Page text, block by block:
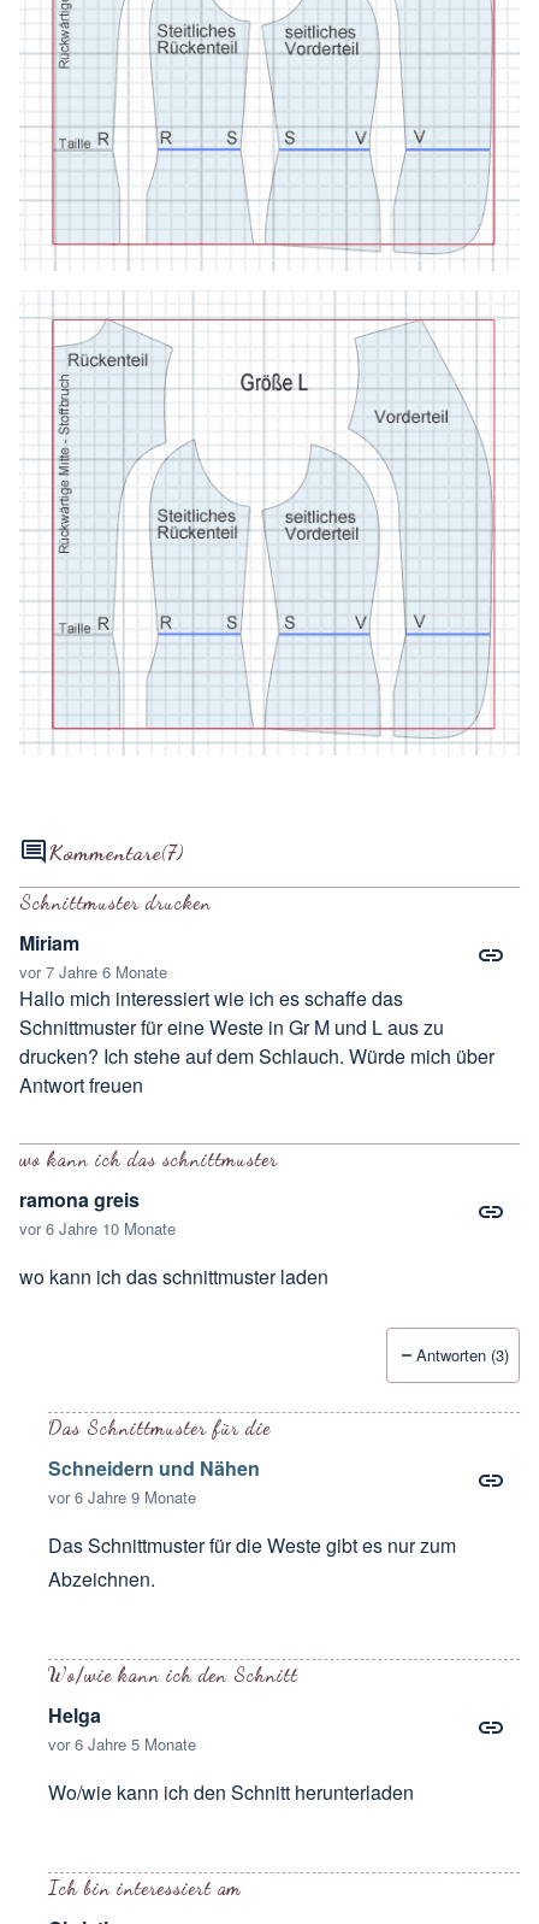
Kommentare(7)
Schnittmuster drucken
Miriam
vor 7 Jahre 6 Monate
Hallo mich interessiert wie ich es schaffe das
Schnittmuster für eine Weste in Gr M und L aus zu
drucken? Ich stehe auf dem Schlauch. Würde mich über
Antwort freuen
wo kann ich das schnittmuster
ramona greis
vor 6 Jahre 10 Monate
wo kann ich das schnittmuster laden
Antworten (3)
Das Schnittmuster für die
Schneidern und Nähen
vor 6 Jahre 9 Monate
Das Schnittmuster für die Weste gibt es nur zum
Abzeichnen.
Wo/wie kann ich den Schnitt
Helga
vor 6 Jahre 5 Monate
Wo/wie kann ich den Schnitt herunterladen
Ich bin interessiert am